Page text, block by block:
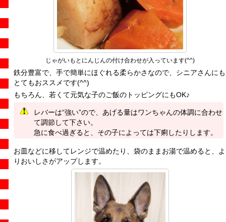
じゃがいもとにんじんの付け合わせが入っています(^^)
鉄分豊富で、手で簡単にほぐれる柔らかさなので、シニアさんにも
とてもおススメです(^^)
もちろん、若くて元気な子のご飯のトッピングにもOK♪
レバーは“強い”ので、あげる量はワンちゃんの体調に合わせ
て調節して下さい。
急に食べ過ぎると、その子によっては下痢したりします。
お皿などに移してレンジで温めたり、袋のままお湯で温めると、よ
りおいしさがアップします。